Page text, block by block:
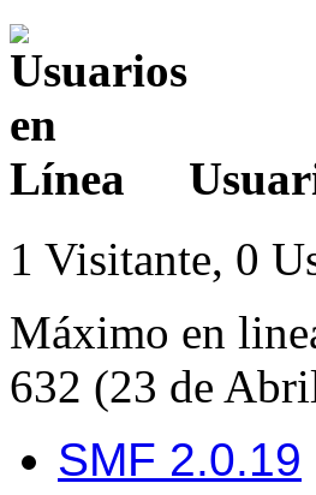
1 Visitante, 0
Máximo en
632 (23 de
SMF 2.0.19